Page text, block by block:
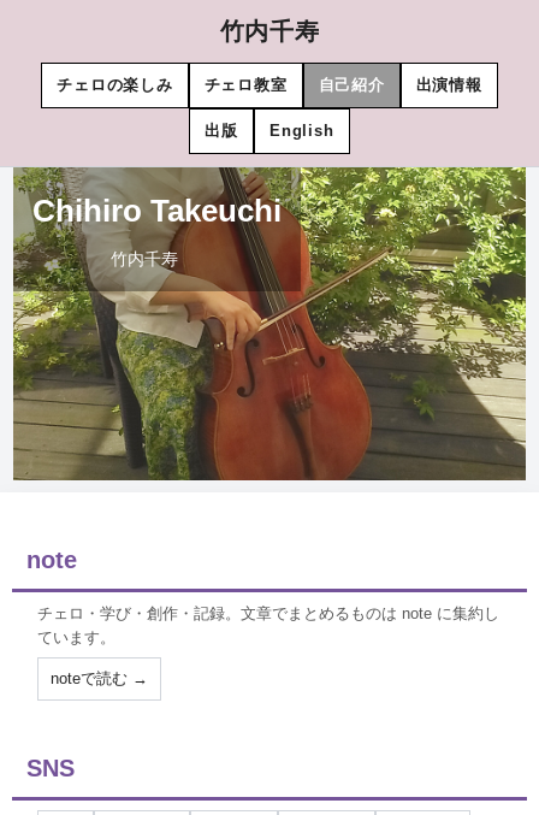
竹内千寿
チェロの楽しみ チェロ教室 自己紹介 出演情報
出版 English
Chihiro Takeuchi
竹内千寿
note
チェロ・学び・創作・記録。文章でまとめるものは note に集約し
ています。
noteで読む →
SNS